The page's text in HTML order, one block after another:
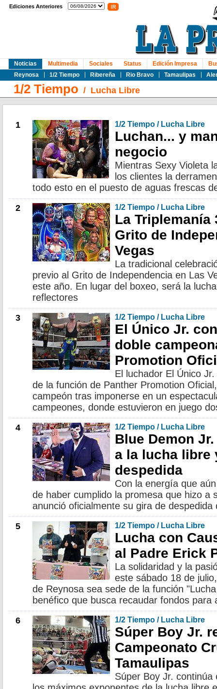
Ediciones Anteriores
Noticias
Reynosa
1/2 Tiempo Ribereña Rio Bravo Tamaulipas
Multimedia Sociales Status Edición Impresa
1/2 Tiempo / Lucha Libre
1 1/2 Tiempo / Lucha Libre
Luchan... y
negocio
Mientras Sexy Violeta
los clientes la
todo esto en el puesto de aguas frescas
2 1/2 Tiempo / Lucha Libre
La Triplemanía
Grito de
Vegas
La tradicional
previo al Grito de Independencia en Las
este año. En lugar del boxeo, será la
reflectores
3 1/2 Tiempo / Lucha Libre
El Único Jr.
doble
Promotion
El luchador El Único
de la función de Panther Promotion
campeón tras imponerse en un
campeones, donde estuvieron en juego
4 1/2 Tiempo / Lucha Libre
Blue Demon
a la lucha libre
despedida
Con la energía que
de haber cumplido la promesa que hizo a
anunció oficialmente su gira de
5 1/2 Tiempo / Lucha Libre
Lucha con
al Padre Erick
La solidaridad y la
este sábado 18 de
de Reynosa sea sede de la función
benéfico que busca recaudar fondos para
6 1/2 Tiempo / Lucha Libre
Súper Boy Jr.
Campeonato
Tamaulipas
Súper Boy Jr. continúa